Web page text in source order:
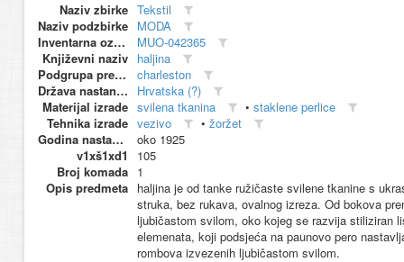
Naziv zbirke Tekstil
Naziv podzbirke MODA
Inventarna oznaka
MUO-042365
Književni naziv haljina
Podgrupa predmeta
charleston
Država nastanka
Hrvatska (?)
Materijal izrade svilena tkanina • staklene perlice
Tehnika izrade vezivo • žoržet
Godina nastanka
oko 1925
v1xš1xd1
105
Broj komada 1
Opis predmeta haljina je od tanke ružičaste svilene tkanine s
struka, bez rukava, ovalnog izreza. Od bokova
ljubičastom svilom, oko kojeg se razvija stiliziran
elemenata, koji podsjeća na paunovo pero
rombova izvezenih ljubičastom svilom.